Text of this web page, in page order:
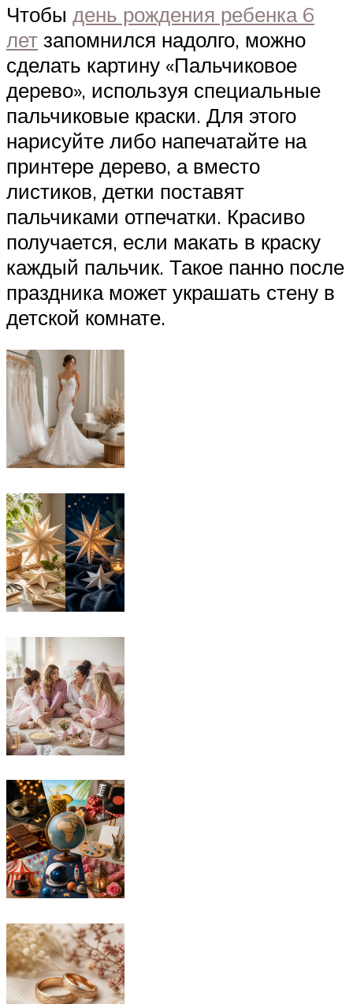
Чтобы день рождения ребенка 6
лет запомнился надолго, можно
сделать картину «Пальчиковое
дерево», используя специальные
пальчиковые краски. Для этого
нарисуйте либо напечатайте на
принтере дерево, а вместо
листиков, детки поставят
пальчиками отпечатки. Красиво
получается, если макать в краску
каждый пальчик. Такое панно после
праздника может украшать стену в
детской комнате.